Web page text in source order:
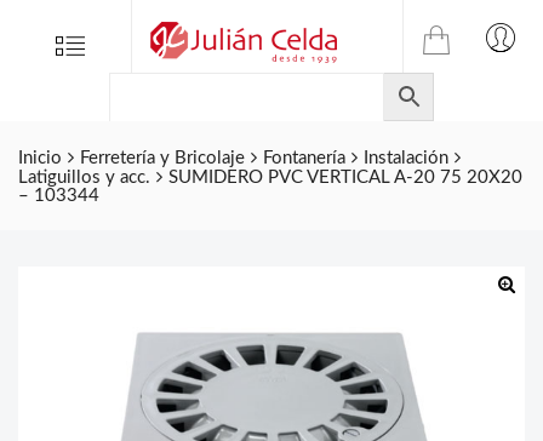
Menu
TIENDA
ONLINE
DE
JULIAN
CELDA
Inicio Ferretería y Bricolaje Fontanería
Instalación
Latiguillos y acc.
SUMIDERO PVC VERTICAL A-20 75 20X20
– 103344
Folletos
Contacto